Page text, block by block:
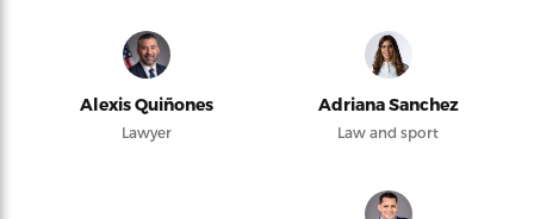
Alexis Quiñones
Lawyer
Adriana Sanchez
Law and sport